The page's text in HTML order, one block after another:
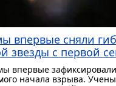
впервые сняли
звезды с первой
впервые
начала взрыва.